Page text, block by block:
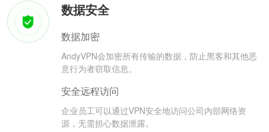
数据安全
数据加密
AndyVPN会加密所有传输的数据，防止黑客和其他恶
意行为者窃取信息。
安全远程访问
企业员工可以通过VPN安全地访问公司内部网络资
源，无需担心数据泄露。